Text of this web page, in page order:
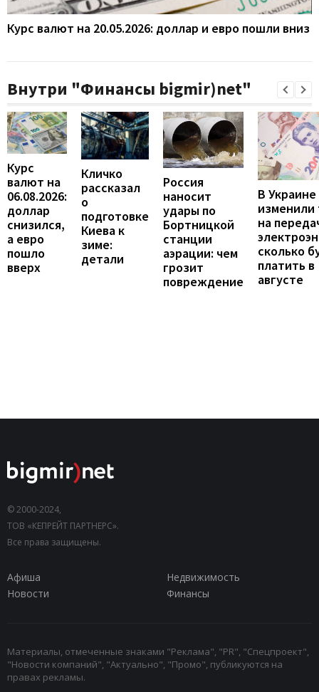
Курс валют на 20.05.2026: доллар и евро пошли вниз
Внутри "Финансы bigmir)net"
Курс
валют на
06.08.2026:
доллар
снизился,
а евро
пошло
вверх
Кличко
рассказал
о
подготовке
Киева к
зиме:
детали
Россия
наносит
удары по
Бортницкой
станции
аэрации: чем
грозит
повреждение
В Украине
на
сколько
платить в
августе
© 2000-2024,
ТОВ «КЕПРЕЙТ ПАРТНЕРС».
Все права защищены.
Афиша
Недвижимость
Новости
Финансы
Материалы, отмеченные знаками "Реклама", "PR", "Спецпроект",
"Новости компаний", "Актуально", "Промо", публикуются на
правах рекламы.